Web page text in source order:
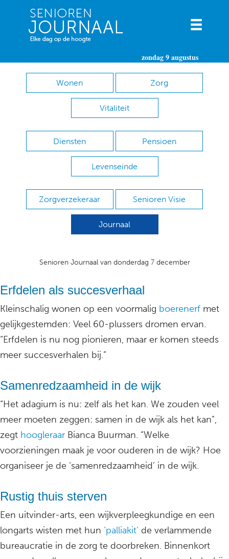
zondag 9 augustus
Wonen Zorg
Vitaliteit
Diensten Pensioen
Levenseinde
Zorgverzekeraar Senioren Visie
Journaal
Senioren Journaal van donderdag 7 december
Erfdelen als succesverhaal
Kleinschalig wonen op een voormalig boerenerf met
gelijkgestemden: Veel 60-plussers dromen ervan.
“Erfdelen is nu nog pionieren, maar er komen steeds
meer succesverhalen bij.”
Samenredzaamheid in de wijk
“Het adagium is nu: zelf als het kan. We zouden veel
meer moeten zeggen: samen in de wijk als het kan”,
zegt hoogleraar Bianca Buurman. “Welke
voorzieningen maak je voor ouderen in de wijk? Hoe
organiseer je de ‘samenredzaamheid’ in de wijk.
Rustig thuis sterven
Een uitvinder-arts, een wijkverpleegkundige en een
longarts wisten met hun ‘palliakit’ de verlammende
bureaucratie in de zorg te doorbreken. Binnenkort